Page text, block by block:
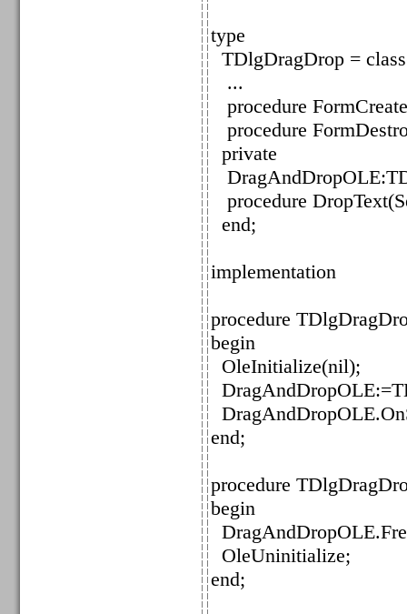
type
TDlgDragDrop =
...
procedure
procedure
private
procedure
end;
implementation
procedure
begin
OleInitialize(nil);
end;
procedure
begin
OleUninitialize;
end;